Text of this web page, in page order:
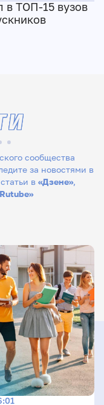
в ТОП-15 вузов
сообщества
за новостями в
в «Дзене»,